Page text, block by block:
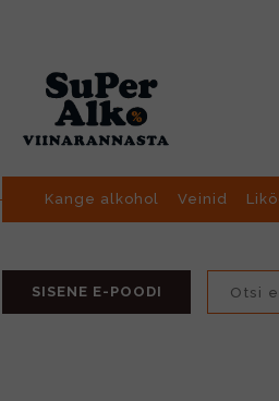
Kange alkohol Veinid
SISENE E-POODI